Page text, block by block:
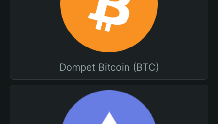
Dompet Bitcoin (BTC)